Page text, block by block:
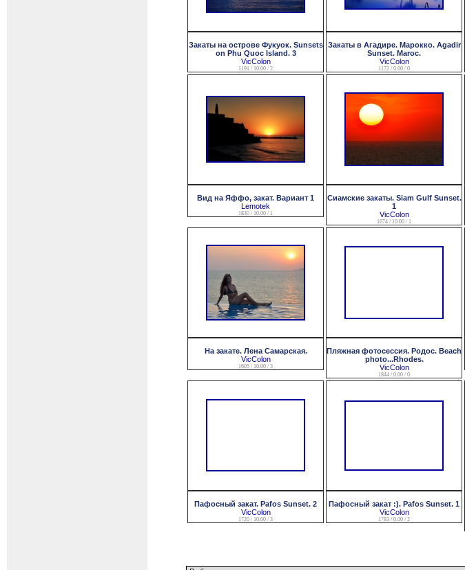
Закаты на острове Фукуок. Sunsets
on Phu Quoc Island. 3
VicColon
1191 / 10.00 / 2
Закаты в Агадире. Марокко. Agadir
Sunset. Maroc.
VicColon
1172 / 0.00 / 0
Вид на Яффо, закат. Вариант 1
Lemotek
1830 / 10.00 / 1
Сиамские закаты. Siam Gulf Sunset.
1
VicColon
1674 / 10.00 / 1
На закате. Лена Самарская.
VicColon
1605 / 10.00 / 3
Пляжная фотосессия. Родос. Beach
photo...Rhodes.
VicColon
1844 / 0.00 / 0
Пафосный закат. Pafos Sunset. 2
VicColon
1720 / 10.00 / 3
Пафосный закат :). Pafos Sunset. 1
VicColon
1783 / 0.00 / 2